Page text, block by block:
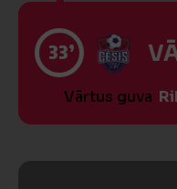
33’
Vārtus guva